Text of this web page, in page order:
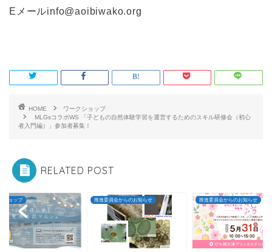
Eメールinfo@aoibiwako.org
HOME
ワークショップ
MLGsコラボWS 「子どもの自然体験学習を運営するためのスキル研修会（初心
者入門編）」参加者募集！
RELATED POST
ショップ 推進委員会からのお知らせ 推進委員会からのお知らせ